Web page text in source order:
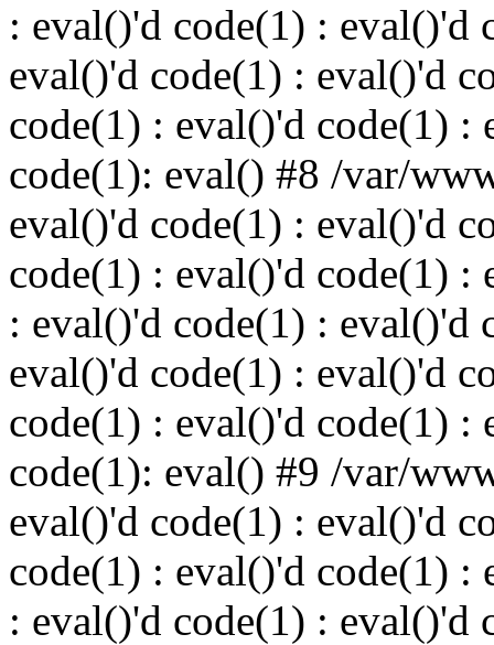
: eval()'d code(1) : eval()'d
eval()'d code(1) : eval()'d
code(1) : eval()'d code(1) :
code(1): eval() #8 /var/
eval()'d code(1) : eval()'d
code(1) : eval()'d code(1) :
: eval()'d code(1) : eval()'d
eval()'d code(1) : eval()'d
code(1) : eval()'d code(1) :
code(1): eval() #9 /var/
eval()'d code(1) : eval()'d
code(1) : eval()'d code(1) :
: eval()'d code(1) : eval()'d